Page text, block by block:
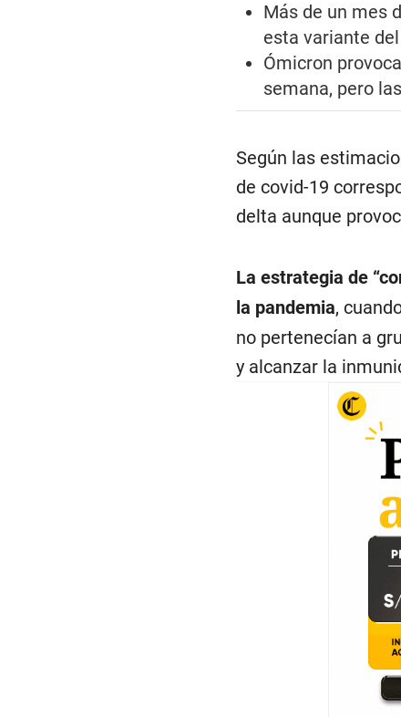
Más de un mes
esta variante
Ómicron
semana, pero
Según las
de covid-19
delta aunque
La estrategia de
la pandemia,
no pertenecían a
y alcanzar la